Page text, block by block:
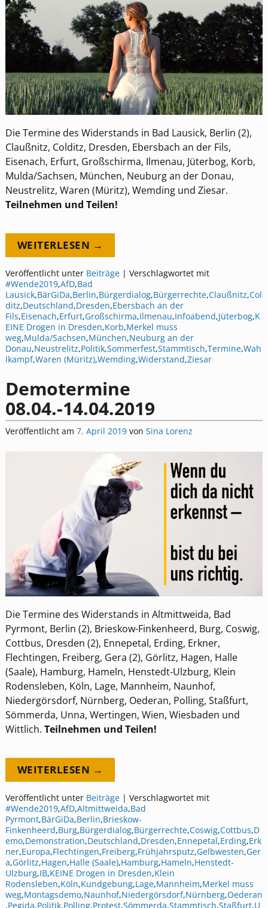
Die Termine des Widerstands in Bad Lausick, Berlin (2),
Claußnitz, Colditz, Dresden, Ebersbach an der Fils,
Eisenach, Erfurt, Großschirma, Ilmenau, Jüterbog, Korb,
Mulda/Sachsen, München, Neuburg an der Donau,
Neustrelitz, Waren (Müritz), Wemding und Ziesar.
Teilnehmen und Teilen!
WEITERLESEN →
Veröffentlicht unter Beiträge| Verschlagwortet mit
#Wende2019,AfD,Bad
Lausick,BärGiDa,Berlin,Bürgerdialog,Bürgerrechte,Claußnitz,Col
ditz,Deutschland,Dresden,Ebersbach an der
Fils,Eisenach,Erfurt,Großschirma,Ilmenau,Infoabend,Jüterbog,K
EINE Drogen in Dresden,Korb,Merkel muss
weg,Mulda/Sachsen,München,Neuburg an der
Donau,Neustrelitz,Politik,Sommerfest,Stammtisch,Termine,Wah
lkampf,Waren (Müritz),Wemding,Widerstand,Ziesar
Demotermine
08.04.-14.04.2019
Veröffentlicht am 7. April 2019 von Sina Lorenz
Die Termine des Widerstands in Altmittweida, Bad
Pyrmont, Berlin (2), Brieskow-Finkenheerd, Burg, Coswig,
Cottbus, Dresden (2), Ennepetal, Erding, Erkner,
Flechtingen, Freiberg, Gera (2), Görlitz, Hagen, Halle
(Saale), Hamburg, Hameln, Henstedt-Ulzburg, Klein
Rodensleben, Köln, Lage, Mannheim, Naunhof,
Niedergörsdorf, Nürnberg, Oederan, Polling, Staßfurt,
Sömmerda, Unna, Wertingen, Wien, Wiesbaden und
Wittlich. Teilnehmen und Teilen!
WEITERLESEN →
Veröffentlicht unter Beiträge| Verschlagwortet mit
#Wende2019,AfD,Altmittweida,Bad
Pyrmont,BärGiDa,Berlin,Brieskow-
Finkenheerd,Burg,Bürgerdialog,Bürgerrechte,Coswig,Cottbus,D
emo,Demonstration,Deutschland,Dresden,Ennepetal,Erding,Erk
ner,Europa,Flechtingen,Freiberg,Frühjahrsputz,Gelbwesten,Ger
a,Görlitz,Hagen,Halle (Saale),Hamburg,Hameln,Henstedt-
Ulzburg,IB,KEINE Drogen in Dresden,Klein
Rodensleben,Köln,Kundgebung,Lage,Mannheim,Merkel muss
weg,Montagsdemo,Naunhof,Niedergörsdorf,Nürnberg,Oederan
,Pegida,Politik,Polling,Protest,Sömmerda,Stammtisch,Staßfurt,U